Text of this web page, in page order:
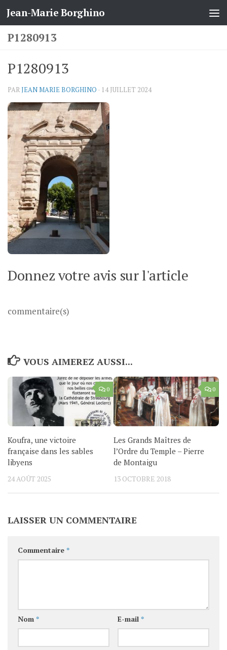
Skip to content
Jean-Marie Borghino
P1280913
P1280913
PARJEAN MARIE BORGHINO · 14 JUILLET 2024
Donnez votre avis sur l'article
commentaire(s)
VOUS AIMEREZ AUSSI...
0
Koufra, une victoire
française dans les sables
libyens
24 AOÛT 2025
0
Les Grands Maîtres de
l’Ordre du Temple – Pierre
de Montaigu
13 OCTOBRE 2018
LAISSER UN COMMENTAIRE
Commentaire *
Nom * E-mail *